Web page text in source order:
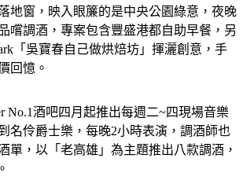
地窗，映入眼簾的是中央公園綠意，夜晚
嚐調酒，專案包含豐盛港都自助早餐，另
「吳寶春自己做烘焙坊」揮灑創意，手
回憶。
No.1酒吧四月起推出每週二~四現場音樂
名伶爵士樂，每晚2小時表演，調酒師也
單，以「老高雄」為主題推出八款調酒，